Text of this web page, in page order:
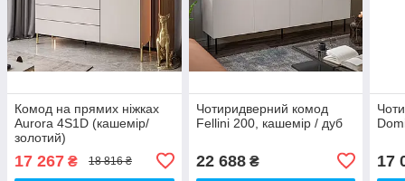
Комод на прямих ніжках
Aurora 4S1D (кашемір/
золотий)
17 267 ₴ 18 816 ₴
Чотиридверний комод
Fellini 200, кашемір / дуб
22 688₴ 17